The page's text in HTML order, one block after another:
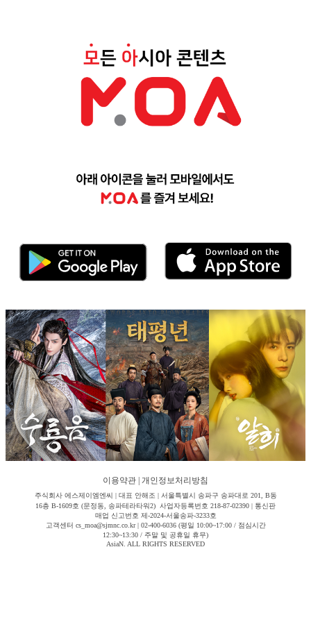
이용약관 개인정보처리방침
주식회사 에스제이엠엔씨 | 대표 안해조 | 서울특별시 송파구 송파대로 201, B동
16층 B-1609호 (문정동, 송파테라타워2) 사업자등록번호 218-87-02390 | 통신판
매업 신고번호 제-2024-서울송파-3233호
고객센터 cs_moa@sjmnc.co.kr | 02-400-6036 (평일 10:00~17:00 / 점심시간
12:30~13:30 / 주말 및 공휴일 휴무)
AsiaN. ALL RIGHTS RESERVED